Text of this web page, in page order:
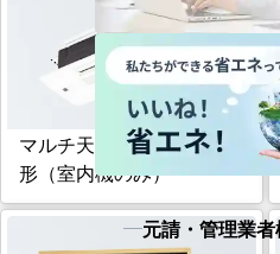
マルチ天井カセット小能力
形（室内機のみ）
元請・管理業